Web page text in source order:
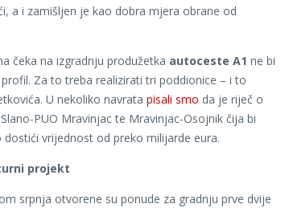
a i zamišljen je kao dobra mjera obrane od
čeka na izgradnju produžetka autoceste A1 ne bi
Za to treba realizirati tri poddionice – i to
U nekoliko navrata pisali smo da je riječ o
PUO Mravinjac te Mravinjac-Osojnik čija bi
vrijednost od preko milijarde eura.
projekt
srpnja otvorene su ponude za gradnju prve dvije